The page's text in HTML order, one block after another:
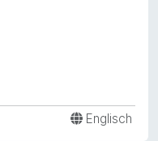
Englisch